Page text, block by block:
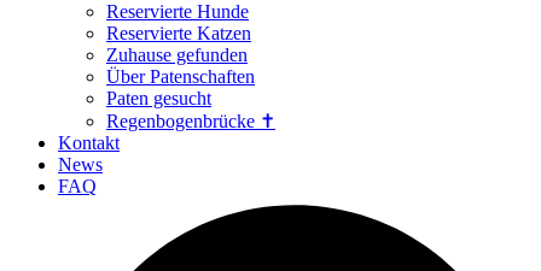
Reservierte Hunde
Reservierte Katzen
Zuhause gefunden
Über Patenschaften
Paten gesucht
Regenbogenbrücke ✝
Kontakt
News
FAQ